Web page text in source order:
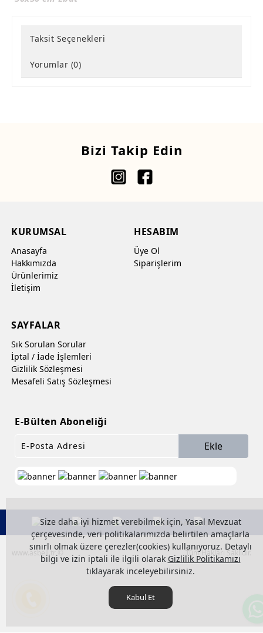
Taksit Seçenekleri
Yorumlar (0)
Size daha iyi hizmet verebilmek için, Yasal Mevzuat
çerçevesinde, veri politikalarımızda belirtilen amaçlarla
sınırlı olmak üzere çerezler(cookies) kullanıyoruz. Detaylı
bilgi ve izin iptali ile ilgili olarak Gizlilik Politikamızı
tıklayarak inceleyebilirsiniz.
Kabul Et
Bizi Takip Edin
KURUMSAL
Anasayfa
Hakkımızda
Ürünlerimiz
İletişim
HESABIM
Üye Ol
Siparişlerim
SAYFALAR
Sık Sorulan Sorular
İptal / İade İşlemleri
Gizlilik Sözleşmesi
Mesafeli Satış Sözleşmesi
E-Bülten Aboneliği
Ekle
www.asbell.tr © Tüm Hakları Saklıdır.